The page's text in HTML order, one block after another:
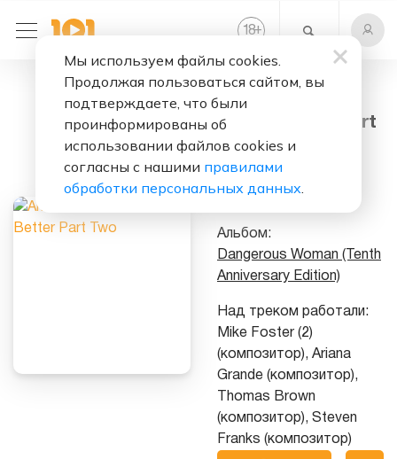
18+
Knew Better Part
Two
Альбом:
Dangerous Woman (Tenth
Anniversary Edition)
Над треком работали:
Mike Foster (2)
(композитор), Ariana
Grande (композитор),
Thomas Brown
(композитор), Steven
Franks (композитор)
Мы используем файлы cookies.
Продолжая пользоваться сайтом, вы
подтверждаете, что были
проинформированы об
использовании файлов cookies и
согласны с нашими правилами
обработки персональных данных.